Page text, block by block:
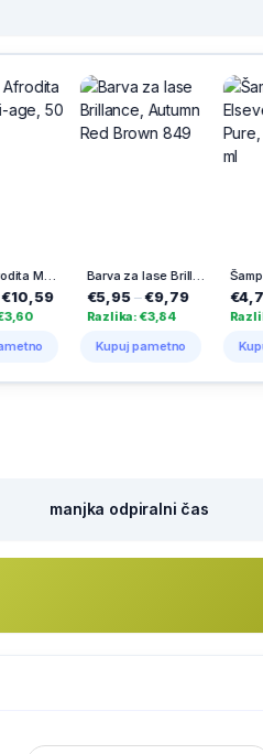
Barva za lase Brillance, Autumn Red Brown 849
€5,95– €9,79
Razlika: €3,84
Kupuj pametno
Šampon za lase Elseve Hyaluron Pure, Loreal, 400 ml
€4,79 €6,15
Razlika: €1,36
Kupuj pametno
manjka odpiralni čas